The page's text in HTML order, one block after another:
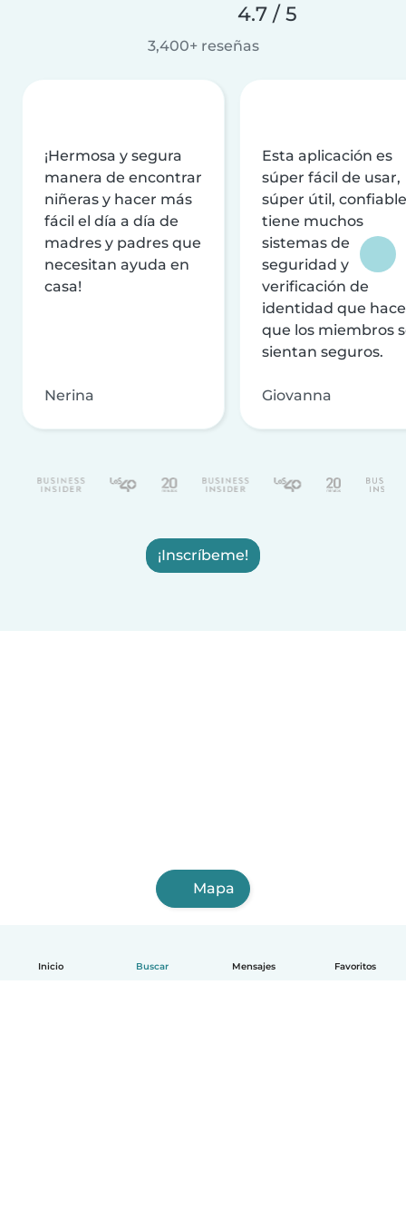
Inicio Buscar Mensajes Favoritos
4.7 / 5
3,400+ reseñas
¡Hermosa y segura
manera de encontrar
niñeras y hacer más
fácil el día a día de
madres y padres que
necesitan ayuda en
casa!
Nerina
Esta aplicación es
súper fácil de usar,
súper útil,
tiene muchos
sistemas de
seguridad y
verificación de
identidad que
que los miembros
sientan seguros.
Giovanna
¡Inscríbeme!
Mapa